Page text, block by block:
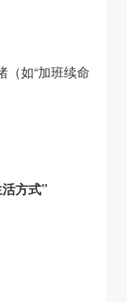
（如“加班续命
方式”